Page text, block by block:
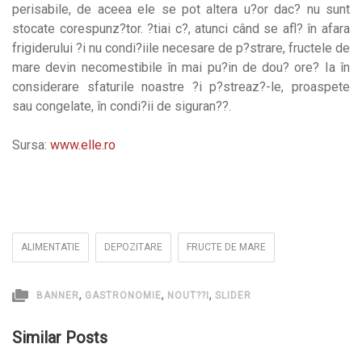
perisabile, de aceea ele se pot altera u?or dac? nu sunt
stocate corespunz?tor. ?tiai c?, atunci când se afl? în afara
frigiderului ?i nu condi?iile necesare de p?strare, fructele de
mare devin necomestibile în mai pu?in de dou? ore? Ia în
considerare sfaturile noastre ?i p?streaz?-le, proaspete
sau congelate, în condi?ii de siguran??.
Sursa: www.elle.ro
ALIMENTATIE DEPOZITARE FRUCTE DE MARE
BANNER, GASTRONOMIE, NOUT??I, SLIDER
Similar Posts